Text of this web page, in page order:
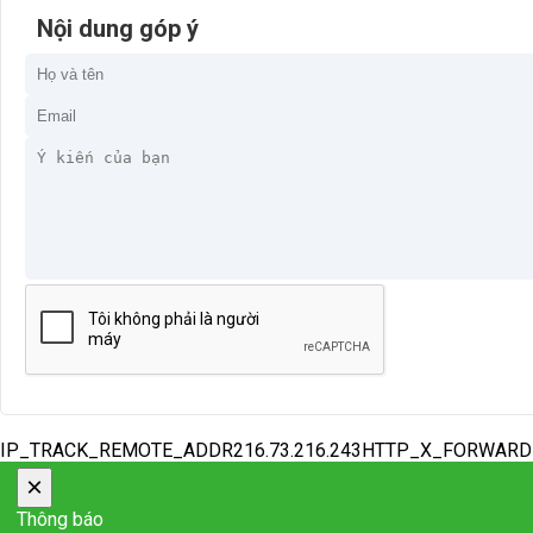
Nội dung góp ý
×
Thông báo